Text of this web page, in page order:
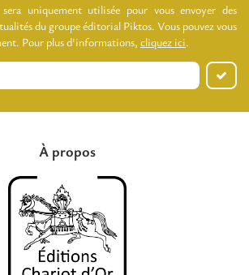
uniquement utilisée pour vous envoyer des
du groupe éditorial Piktos. Vous pouvez vous
Pour plus d'informations, cliquez ici.
À propos